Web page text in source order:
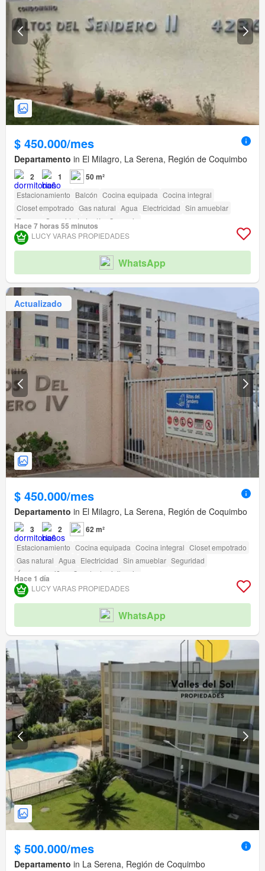
$ 450.000/mes
Departamento in El Milagro, La Serena, Región de Coquimbo
2 1 50 m²
Estacionamiento Balcón Cocina equipada Cocina integral
Closet empotrado Gas natural Agua Electricidad Sin amueblar
Terraza
Seguridad Jardín
Conserje
Acceso para personas con discapacidad
Hace 7 horas 55 minutos
LUCY VARAS PROPIEDADES
WhatsApp
Actualizado
$ 450.000/mes
Departamento in El Milagro, La Serena, Región de Coquimbo
3 2 62 m²
Estacionamiento Cocina equipada Cocina integral Closet empotrado
Gas natural Agua Electricidad Sin amueblar Seguridad
Área para niños
Caseta de vigilancia
Acceso para personas con discapacidad
Hace 1 día
LUCY VARAS PROPIEDADES
WhatsApp
$ 500.000/mes
Departamento in La Serena, Región de Coquimbo